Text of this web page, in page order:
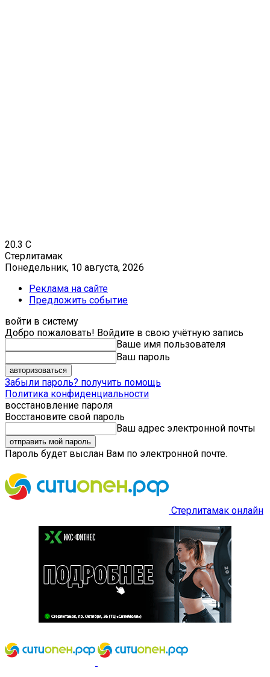
20.3 C
Стерлитамак
Понедельник, 10 августа, 2026
Реклама на сайте
Предложить событие
войти в систему
Добро пожаловать! Войдите в свою учётную запись
Ваше имя пользователя
Ваш пароль
Забыли пароль? получить помощь
Политика конфиденциальности
восстановление пароля
Восстановите свой пароль
Ваш адрес электронной почты
Пароль будет выслан Вам по электронной почте.
Стерлитамак онлайн